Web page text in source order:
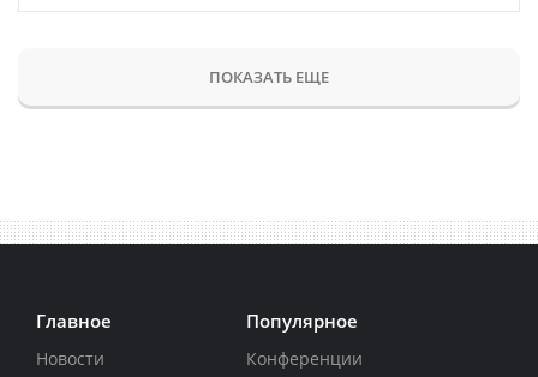
ПОКАЗАТЬ ЕЩЕ
Главное
Новости
Популярное
Конференции